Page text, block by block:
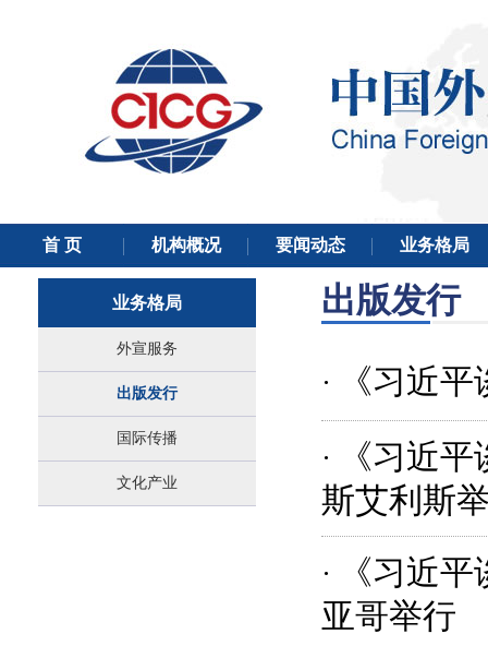
业务格局
外宣服务
出版发行
国际传播
文化产业
出版发行
· 《习近
· 《习近
斯艾利斯
· 《习近
亚哥举行